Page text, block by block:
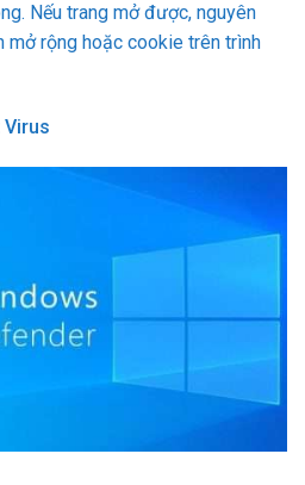
Nếu trang mở được, nguyên
mở rộng hoặc cookie trên trình
Virus